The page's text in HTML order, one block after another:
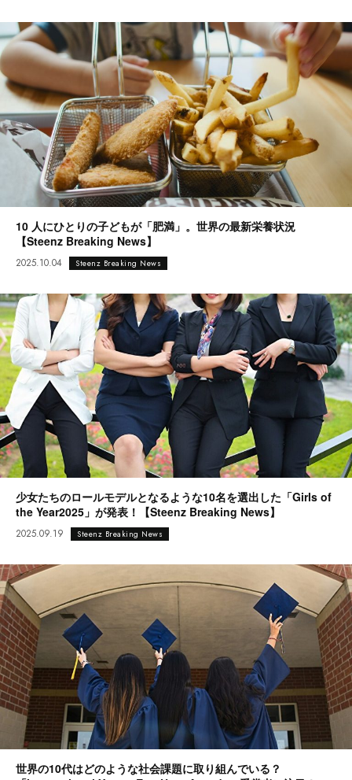
10 人にひとりの子どもが「肥満」。世界の最新栄養状況
【Steenz Breaking News】
2025.10.04 Steenz Breaking News
少女たちのロールモデルとなるような10名を選出した「Girls of
the Year2025」が発表！【Steenz Breaking News】
2025.09.19 Steenz Breaking News
世界の10代はどのような社会課題に取り組んでいる？